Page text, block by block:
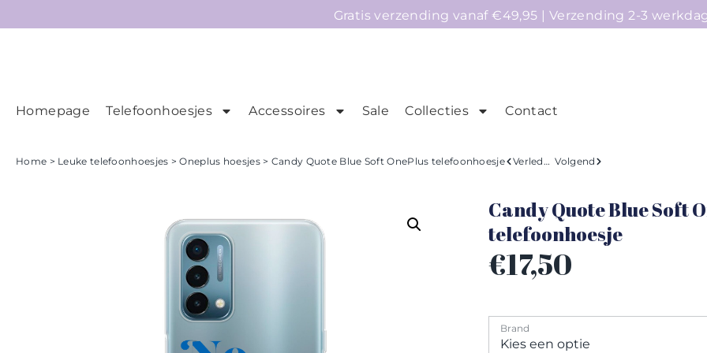
Gratis verzending vanaf €49,95 | Verzending 2-3
Homepage Telefoonhoesjes Accessoires Sale Collecties Contact
Home > Leuke telefoonhoesjes >Oneplus hoesjes> Candy Quote Blue Soft OnePlus telefoonhoesje Verleden Volgend
Candy Quote Blue Soft
telefoonhoesje
€17,50
Brand